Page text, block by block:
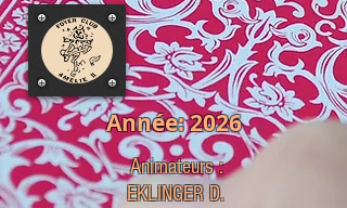
Année: 2026
Animateurs :
EKLINGER D.